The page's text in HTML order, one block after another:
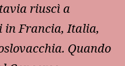
riuscì a
in Francia, Italia,
Quando